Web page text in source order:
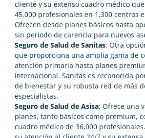
cliente y su extenso cuadro médico
45,000 profesionales en 1,300 centros
Ofrecen desde planes básicos hasta
sin periodo de carencia para nuevos
Seguro de Salud de Sanitas: Otra
que proporciona una amplia gama de
atención primaria hasta planes
internacional. Sanitas es reconocida
de bienestar y su robusta red de más
especialistas​.
Seguro de Salud de Asisa: Ofrece una
planes, tanto básicos como premium,
cuadro médico de 36,000